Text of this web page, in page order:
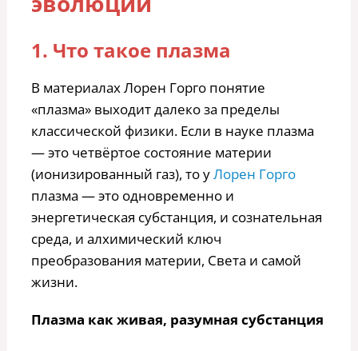
1. Что такое плазма
В материалах Лорен Горго понятие
«плазма» выходит далеко за пределы
классической физики. Если в науке плазма
— это четвёртое состояние материи
(ионизированный газ), то уЛорен Горго
плазма — это одновременно и
энергетическая субстанция, и сознательная
среда, и алхимический ключ
преобразования материи, Света и самой
жизни.
Плазма как живая, разумная субстанция